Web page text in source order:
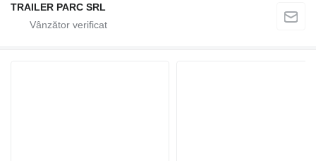
TRAILER PARC SRL